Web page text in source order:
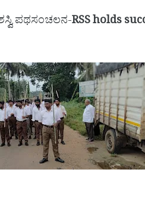
ಪಥಸಂಚಲನ-RSS holds